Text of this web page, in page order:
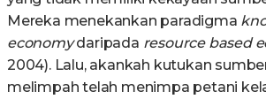
Mereka menekankan paradigma
economydaripada resource based
2004). Lalu, akankah kutukan
melimpah telah menimpa petani